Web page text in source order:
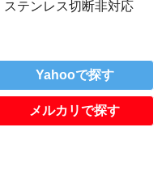
ステンレス切断非対応
Yahooで探す
メルカリで探す